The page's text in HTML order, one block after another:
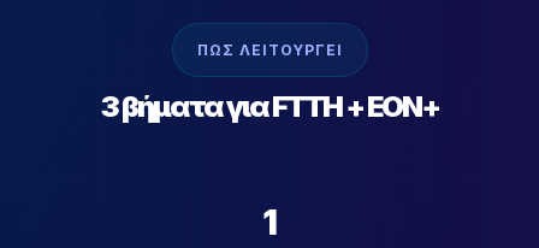
ΠΩΣ ΛΕΙΤΟΥΡΓΕΙ
3 βήματα για FTTH + EON+
1